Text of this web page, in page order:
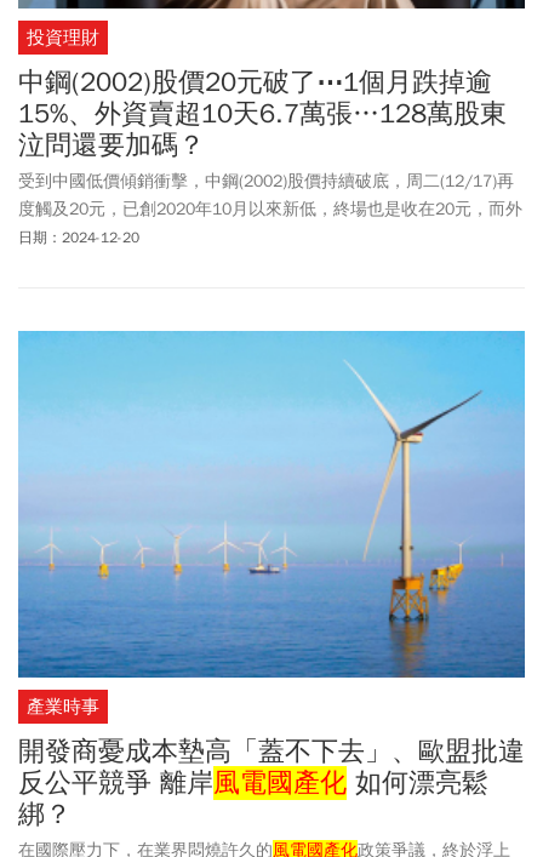
投資理財
中鋼(2002)股價20元破了⋯1個月跌掉逾
15%、外資賣超10天6.7萬張…128萬股東
泣問還要加碼？
受到中國低價傾銷衝擊，中鋼(2002)股價持續破底，周二(12/17)再
度觸及20元，已創2020年10月以來新低，終場也是收在20元，而外
資近期大砍中鋼，連10天賣超6.7萬張，高居賣超第3大，僅次於聯
日期：2024-12-20
產業時事
開發商憂成本墊高「蓋不下去」、歐盟批違
反公平競爭 離岸風電國產化 如何漂亮鬆
綁？
在國際壓力下，在業界悶燒許久的風電國產化政策爭議，終於浮上